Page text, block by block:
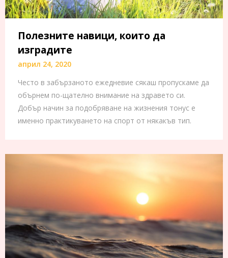
Полезните навици, които да
изградите
април 24, 2020
Често в забързаното ежедневие сякаш пропускаме да
обърнем по-щателно внимание на здравето си.
Добър начин за подобряване на жизнения тонус е
именно практикуването на спорт от някакъв тип.